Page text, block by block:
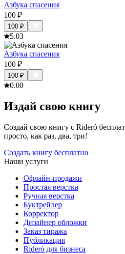
Азбука спасения
100 ₽
100 ₽
5.03
Азбука спасения
100 ₽
100 ₽
0.00
Издай свою книгу
Создай свою книгу с Rideró
просто, как раз, два, три!
Создать книгу бесплатно
Наши услуги
Офлайн-продажи
Простая верстка
Ручная верстка
Буктрейлер
Корректор
Дизайнер обложки
Заказ тиража
Публикация
Rideró для бизнеса